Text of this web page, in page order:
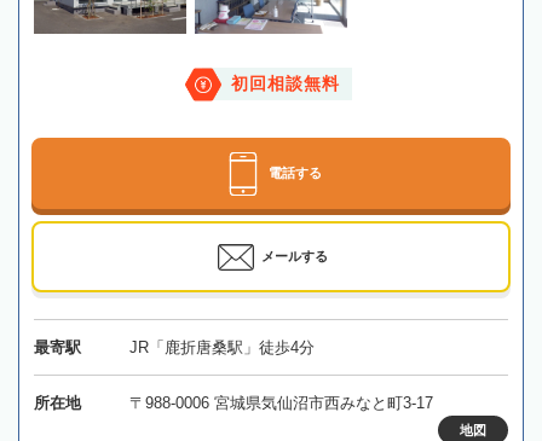
初回相談無料
電話する
メールする
最寄駅 JR「鹿折唐桑駅」徒歩4分
所在地 〒988-0006 宮城県気仙沼市西みなと町3-17
地図